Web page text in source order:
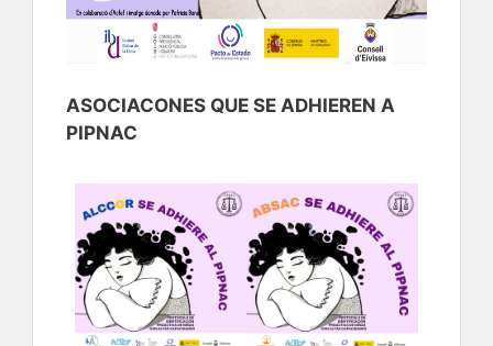
ASOCIACONES QUE SE ADHIEREN A
PIPNAC